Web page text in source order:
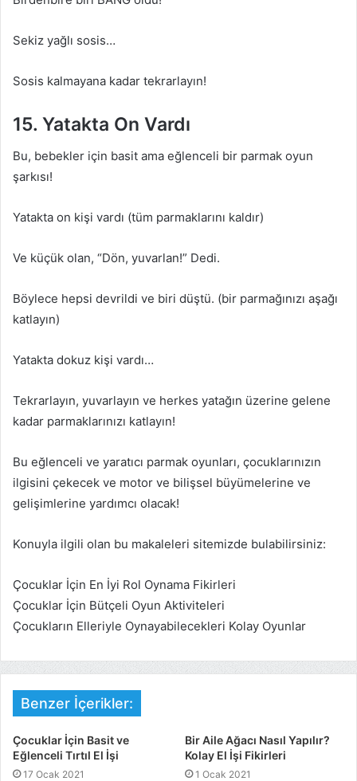
Sekiz yağlı sosis…
Sosis kalmayana kadar tekrarlayın!
15. Yatakta On Vardı
Bu, bebekler için basit ama eğlenceli bir parmak oyun
şarkısı!
Yatakta on kişi vardı (tüm parmaklarını kaldır)
Ve küçük olan, “Dön, yuvarlan!” Dedi.
Böylece hepsi devrildi ve biri düştü. (bir parmağınızı aşağı
katlayın)
Yatakta dokuz kişi vardı…
Tekrarlayın, yuvarlayın ve herkes yatağın üzerine gelene
kadar parmaklarınızı katlayın!
Bu eğlenceli ve yaratıcı parmak oyunları, çocuklarınızın
ilgisini çekecek ve motor ve bilişsel büyümelerine ve
gelişimlerine yardımcı olacak!
Konuyla ilgili olan bu makaleleri sitemizde bulabilirsiniz:
Çocuklar İçin En İyi Rol Oynama Fikirleri
Çocuklar İçin Bütçeli Oyun Aktiviteleri
Çocukların Elleriyle Oynayabilecekleri Kolay Oyunlar
Benzer İçerikler:
Çocuklar İçin Basit ve
Eğlenceli Tırtıl El İşi
17 Ocak 2021
Bir Aile Ağacı Nasıl Yapılır?
Kolay El İşi Fikirleri
1 Ocak 2021